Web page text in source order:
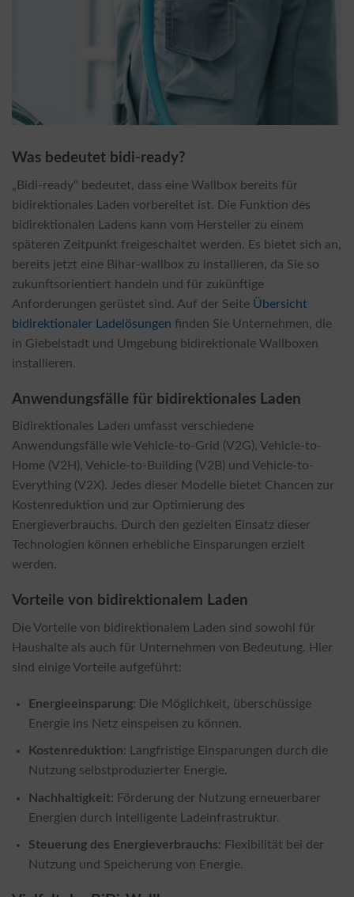
Was bedeutet bidi-ready?
„Bidi-ready“ bedeutet, dass eine Wallbox bereits für
bidirektionales Laden vorbereitet ist. Die Funktion des
bidirektionalen Ladens kann vom Hersteller zu einem
späteren Zeitpunkt freigeschaltet werden. Es bietet sich an,
bereits jetzt eine Bihar-wallbox zu installieren, da Sie so
zukunftsorientiert handeln und für zukünftige
Anforderungen gerüstet sind. Auf der Seite Übersicht
bidirektionaler Ladelösungen finden Sie Unternehmen, die
in Giebelstadt und Umgebung bidirektionale Wallboxen
installieren.
Anwendungsfälle für bidirektionales Laden
Bidirektionales Laden umfasst verschiedene
Anwendungsfälle wie Vehicle-to-Grid (V2G), Vehicle-to-
Home (V2H), Vehicle-to-Building (V2B) und Vehicle-to-
Everything (V2X). Jedes dieser Modelle bietet Chancen zur
Kostenreduktion und zur Optimierung des
Energieverbrauchs. Durch den gezielten Einsatz dieser
Technologien können erhebliche Einsparungen erzielt
werden.
Vorteile von bidirektionalem Laden
Die Vorteile von bidirektionalem Laden sind sowohl für
Haushalte als auch für Unternehmen von Bedeutung. Hier
sind einige Vorteile aufgeführt:
Energieeinsparung: Die Möglichkeit, überschüssige
Energie ins Netz einspeisen zu können.
Kostenreduktion: Langfristige Einsparungen durch die
Nutzung selbstproduzierter Energie.
Nachhaltigkeit: Förderung der Nutzung erneuerbarer
Energien durch intelligente Ladeinfrastruktur.
Steuerung des Energieverbrauchs: Flexibilität bei der
Nutzung und Speicherung von Energie.